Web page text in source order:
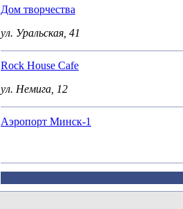
Дом творчества
ул. Уральская, 41
Rock House Cafe
ул. Немига, 12
Аэропорт Минск-1